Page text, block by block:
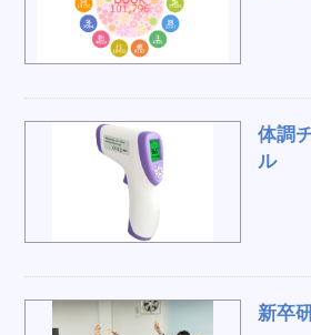
ビッグフォーク
飲み物
宴会 お手拭き
飲食販売
庭掃除 表彰台
花道
巫女 餅
10ｍテント
横断幕
冷風機、スポットクーラー
縁日景品
入社式 祈願祭
デスクワーク
海賊 ラジ
体調
ル
新卒